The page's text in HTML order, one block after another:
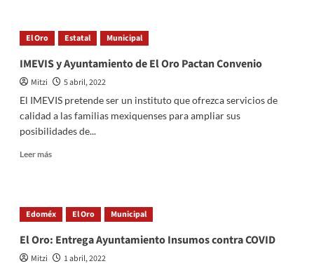
es
sede
para
vacunación
de
El Oro Estatal Municipal
IMEVIS y Ayuntamiento de El Oro Pactan Convenio
Mitzi
5 abril, 2022
El IMEVIS pretende ser un instituto que ofrezca servicios de
calidad a las familias mexiquenses para ampliar sus
posibilidades de...
Leer másRead
y
Ayuntamiento
El
Oro
Edoméx El Oro Municipal
El Oro: Entrega Ayuntamiento Insumos contra COVID
Mitzi
1 abril, 2022